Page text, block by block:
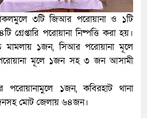
৩টি জিআর পরোয়ানা ও ১টি
গ্রেপ্তারি পরোয়ানা নিষ্পত্তি করা হয়।
মামলায় ১জন, সিআর পরোয়ানা মূলে
মূলে ১জন সহ ৩ জন আসামী
পরোয়ানামুলে ১জন, কবিরহাট থানা
মোট জেলায় ৬৪জন।